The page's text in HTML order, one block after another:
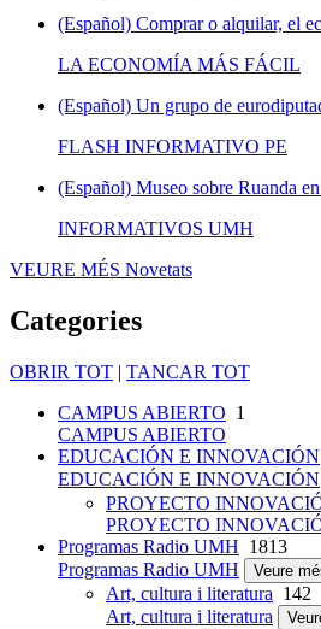
(Español) Comprar o alquilar, el
LA ECONOMÍA MÁS FÁCIL
(Español) Un grupo de
FLASH INFORMATIVO PE
(Español) Museo sobre Ruanda
INFORMATIVOS UMH
VEURE MÉS Novetats
Categories
OBRIR TOT | TANCAR TOT
CAMPUS ABIERTO 1
CAMPUS ABIERTO
EDUCACIÓN E INNOVACIÓN
EDUCACIÓN E INNOVACIÓN
PROYECTO
PROYECTO
Programas Radio UMH 1813
Programas Radio UMH
Veure
Art, cultura i literatura 142
Art, cultura i literatura